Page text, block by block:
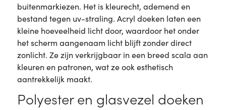
buitenmarkiezen. Het is kleurecht, ademend en
bestand tegen uv-straling. Acryl doeken laten een
kleine hoeveelheid licht door, waardoor het onder
het scherm aangenaam licht blijft zonder direct
zonlicht. Ze zijn verkrijgbaar in een breed scala aan
kleuren en patronen, wat ze ook esthetisch
aantrekkelijk maakt.
Polyester en glasvezel doeken